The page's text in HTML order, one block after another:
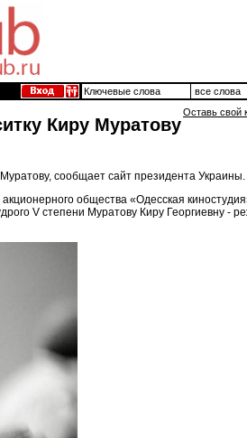
Оставь свой
Киру Муратову
сообщает сайт президента Украины.
общества «Одесская
V степени Муратову Киру Георгиевну -